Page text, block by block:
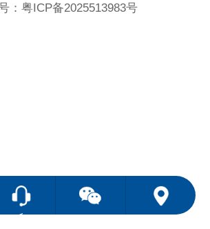
： 粤ICP备2025513983号
<